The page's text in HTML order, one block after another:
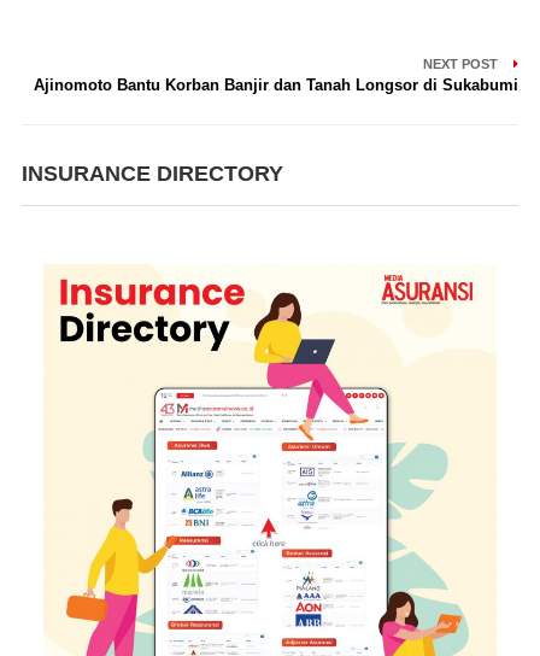
NEXT POST
Ajinomoto Bantu Korban Banjir dan Tanah Longsor di Sukabumi
INSURANCE DIRECTORY